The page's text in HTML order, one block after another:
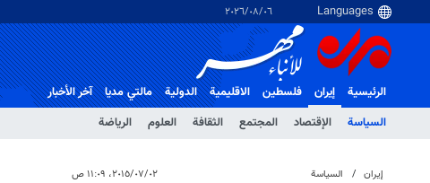
٠٦‏/٠٨‏/٢٠٢٦
الرئيسية
إيران
السياسة
الإقتصاد المجتمع الثقافة العلوم الرياضة
فلسطین الاقلیمیة الدولية مالتي مدیا آخر الأخبار
إيران السياسة ٠٢‏/٠٧‏/٢٠١٥، ١١:٠٩ ص